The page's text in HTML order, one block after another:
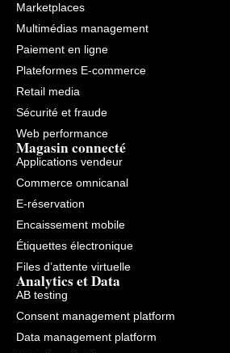
Marketplaces
Multimédias management
Paiement en ligne
Plateformes E-commerce
Retail media
Sécurité et fraude
Web performance
Magasin connecté
Applications vendeur
Commerce omnicanal
E-réservation
Encaissement mobile
Étiquettes électronique
Files d’attente virtuelle
Analytics et Data
AB testing
Consent management platform
Data management platform